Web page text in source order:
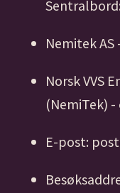
Nemitek AS
Norsk VVS
(NemiTek)
E-post: